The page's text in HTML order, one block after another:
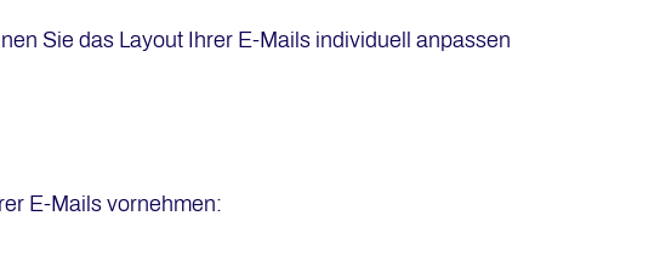
Sie das Layout Ihrer E-Mails individuell anpassen
E-Mails vornehmen: